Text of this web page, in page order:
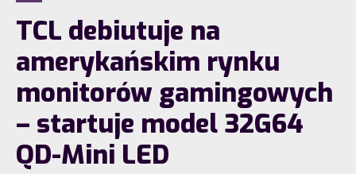
TCL debiutuje na
amerykańskim rynku
monitorów gamingowych
– startuje model 32G64
QD-Mini LED